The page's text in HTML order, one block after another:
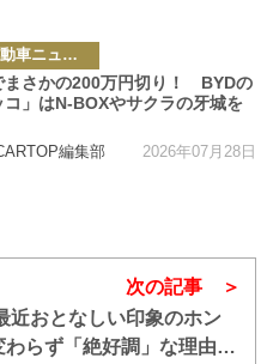
最新自動車ニュース
まさかの200万円切り！ BYDの
」はN-BOXやサクラの牙城を
編集部 2026年07月28日
次の記事
近おとなしい印象のホン
らず「絶好調」な理由と